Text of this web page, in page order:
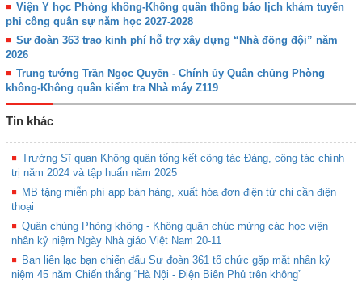
Viện Y học Phòng không-Không quân thông báo lịch khám tuyển
phi công quân sự năm học 2027-2028
Sư đoàn 363 trao kinh phí hỗ trợ xây dựng “Nhà đồng đội” năm
2026
Trung tướng Trần Ngọc Quyến - Chính ủy Quân chủng Phòng
không-Không quân kiểm tra Nhà máy Z119
Tin khác
Trường Sĩ quan Không quân tổng kết công tác Đảng, công tác chính
trị năm 2024 và tập huấn năm 2025
MB tặng miễn phí app bán hàng, xuất hóa đơn điện tử chỉ cần điện
thoại
Quân chủng Phòng không - Không quân chúc mừng các học viện
nhân kỷ niệm Ngày Nhà giáo Việt Nam 20-11
Ban liên lạc bạn chiến đấu Sư đoàn 361 tổ chức gặp mặt nhân kỷ
niệm 45 năm Chiến thắng “Hà Nội - Điện Biên Phủ trên không”